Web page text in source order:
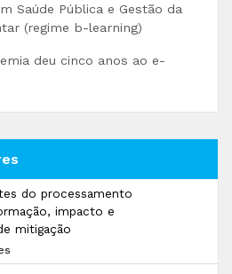
Saúde Pública e Gestão da
(regime b-learning)
deu cinco anos ao e-
do processamento
impacto e
mitigação